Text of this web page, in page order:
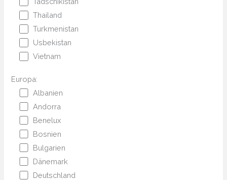
Thailand
Turkmenistan
Usbekistan
Vietnam
Europa:
Albanien
Andorra
Benelux
Bosnien
Bulgarien
Dänemark
Deutschland